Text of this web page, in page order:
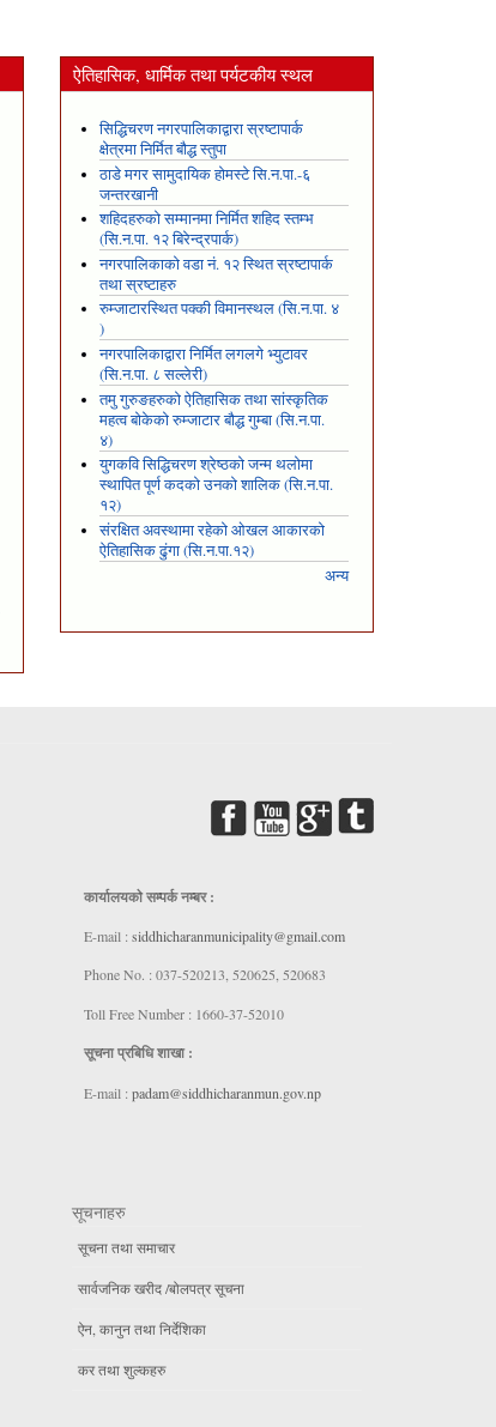
ऐतिहासिक, धार्मिक तथा पर्यटकीय स्थल
सिद्धिचरण नगरपालिकाद्वारा स्रष्टापार्क
क्षेत्रमा निर्मित बौद्ध स्तुपा
ठाडे मगर सामुदायिक होमस्टे सि.न.पा.-६
जन्तरखानी
शहिदहरुको सम्मानमा निर्मित शहिद स्तम्भ
(सि.न.पा. १२ बिरेन्द्रपार्क)
नगरपालिकाको वडा नं. १२ स्थित स्रष्टापार्क
तथा स्रष्टाहरु
रुम्जाटारस्थित पक्की विमानस्थल (सि.न.पा. ४
)
नगरपालिकाद्वारा निर्मित लगलगे भ्युटावर
(सि.न.पा. ८ सल्लेरी)
तमु गुरुङहरुको ऐतिहासिक तथा सांस्कृतिक
महत्व बोकेको रुम्जाटार बौद्ध गुम्बा (सि.न.पा.
४)
युगकवि सिद्धिचरण श्रेष्ठको जन्म थलोमा
स्थापित पूर्ण कदको उनको शालिक (सि.न.पा.
१२)
संरक्षित अवस्थामा रहेको ओखल आकारको
ऐतिहासिक ढुंगा (सि.न.पा.१२)
अन्य
कार्यालयकाे सम्पर्क नम्बर :
E-mail : siddhicharanmunicipality@gmail.com
Phone No. : 037-520213, 520625, 520683
Toll Free Number : 1660-37-52010
सूचना प्रबिधि शाखा :
E-mail : padam@siddhicharanmun.gov.np
सूचनाहरु
सूचना तथा समाचार
सार्वजनिक खरीद /बोलपत्र सूचना
ऐन, कानुन तथा निर्देशिका
कर तथा शुल्कहरु